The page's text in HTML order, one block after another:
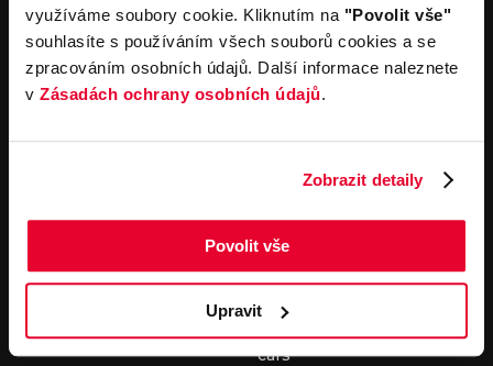
využíváme soubory cookie. Kliknutím na "Povolit vše"
souhlasíte s používáním všech souborů cookies a se
zpracováním osobních údajů. Další informace naleznete
v Zásadách ochrany osobních údajů.
Zobrazit detaily
Povolit vše
Upravit
Operational leasing
Recreational cars
News
For the media
Career
General terms and
orders of motor vehicles
General terms and
contitions for performing
service work
General terms and
conditions for buying used
cars